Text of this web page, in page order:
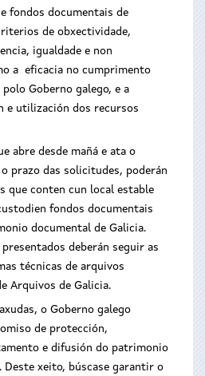
fondos documentais de
de obxectividade,
igualdade e non
a eficacia no cumprimento
Goberno galego, e a
e utilización dos recursos
abre desde mañá e ata o
prazo das solicitudes, poderán
que conten cun local estable
fondos documentais
documental de Galicia.
deberán seguir as
técnicas de arquivos
Arquivos de Galicia.
o Goberno galego
de protección,
e difusión do patrimonio
Deste xeito, búscase garantir o